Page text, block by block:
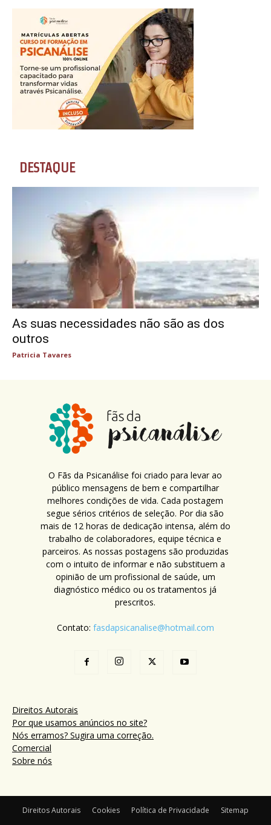
DESTAQUE
As suas necessidades não são as dos
outros
Patricia Tavares
O Fãs da Psicanálise foi criado para levar ao
público mensagens de bem e compartilhar
melhores condições de vida. Cada postagem
segue sérios critérios de seleção. Por dia são
mais de 12 horas de dedicação intensa, além do
trabalho de colaboradores, equipe técnica e
parceiros. As nossas postagens são produzidas
com o intuito de informar e não substituem a
opinião de um profissional de saúde, um
diagnóstico médico ou os tratamentos já
prescritos.
Contato: fasdapsicanalise@hotmail.com
Direitos Autorais
Por que usamos anúncios no site?
Nós erramos? Sugira uma correção.
Comercial
Sobre nós
Direitos Autorais Cookies Política de Privacidade Sitemap